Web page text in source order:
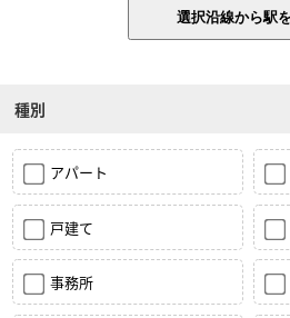
種別
アパート
戸建て
事務所